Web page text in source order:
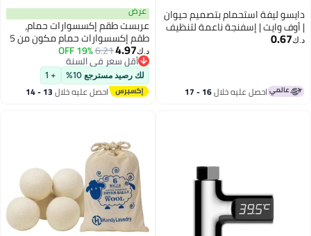
دايسو ليفة استحمام بتصميم حيوان
| أوف وايت | إسفنجة ناعمة لتنظيف
الجسم بلطف للاستخدام اليومي
د.ك‏0.67
احصل عليه خلال 16 - 17
عرض
عربست طقم إكسسوارات حمام،
طقم إكسسوارات حمام مكون من 5
قطع، موزع صابون، صحن صابون،
حامل فرشاة أسنان، كوب فرشاة
أسنان، صينية حمام بوهو، ديكور
حمام عصري (أبيض)
د.ك‏4.97
6.21
19% OFF
أقل سعر في السنة
أقل سعر في السنة
لك رصيد مسترجع 10% + 1
احصل عليه خلال 13 - 14